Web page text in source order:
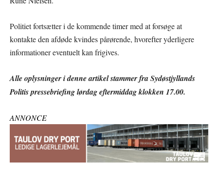
Politiet fortsætter i de kommende timer med at forsøge at
kontakte den afdøde kvindes pårørende, hvorefter yderligere
informationer eventuelt kan frigives.
Alle oplysninger i denne artikel stammer fra Sydøstjyllands
Politis pressebriefing lørdag eftermiddag klokken 17.00.
ANNONCE